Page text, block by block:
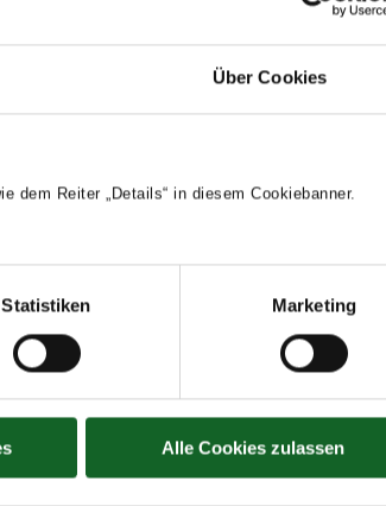
Über Cookies
dem Reiter „Details“ in diesem Cookiebanner.
Statistiken Marketing
Alle Cookies zulassen